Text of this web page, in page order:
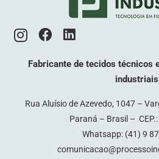
Fabricante de tecidos técnicos
industriais
Rua Aluísio de Azevedo, 1047 –
Paraná – Brasil –
Whatsapp: (41) 9